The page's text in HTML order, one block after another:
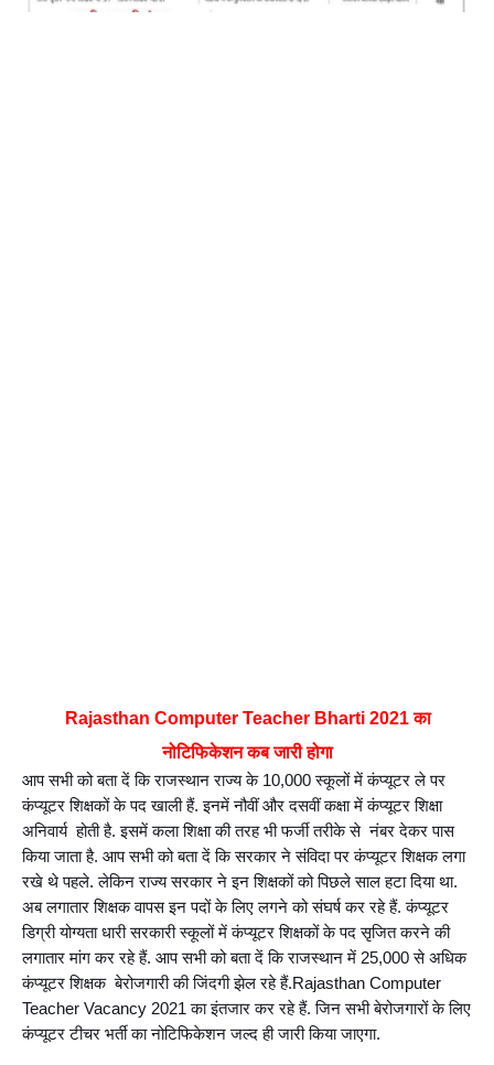
Rajasthan Computer Teacher Bharti 2021 का
नोटिफिकेशन कब जारी होगा
आप सभी को बता दें कि राजस्थान राज्य के 10,000 स्कूलों में कंप्यूटर ले पर
कंप्यूटर शिक्षकों के पद खाली हैं. इनमें नौवीं और दसवीं कक्षा में कंप्यूटर शिक्षा
अनिवार्य  होती है. इसमें कला शिक्षा की तरह भी फर्जी तरीके से  नंबर देकर पास
किया जाता है. आप सभी को बता दें कि सरकार ने संविदा पर कंप्यूटर शिक्षक लगा
रखे थे पहले. लेकिन राज्य सरकार ने इन शिक्षकों को पिछले साल हटा दिया था.
अब लगातार शिक्षक वापस इन पदों के लिए लगने को संघर्ष कर रहे हैं. कंप्यूटर
डिग्री योग्यता धारी सरकारी स्कूलों में कंप्यूटर शिक्षकों के पद सृजित करने की
लगातार मांग कर रहे हैं. आप सभी को बता दें कि राजस्थान में 25,000 से अधिक
कंप्यूटर शिक्षक  बेरोजगारी की जिंदगी झेल रहे हैं.Rajasthan Computer
Teacher Vacancy 2021 का इंतजार कर रहे हैं. जिन सभी बेरोजगारों के लिए
कंप्यूटर टीचर भर्ती का नोटिफिकेशन जल्द ही जारी किया जाएगा.